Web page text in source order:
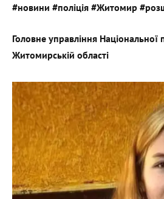
#новини #поліція #Житомир
Головне управління Національної
Житомирській області